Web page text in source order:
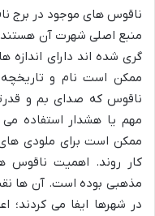
ناقوس های موجود در برج
منبع اصلی شهرت آن هستند.
گری شده اند دارای
ممکن است نام و
ناقوس که صدای بم و
مهم یا هشدار استفاده
ممکن است برای ملودی
کار روند. اهمیت ناقوس
مذهبی بوده است. آن ها
در شهرها ایفا می کردند؛